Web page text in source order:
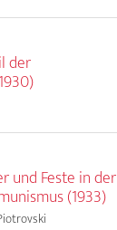
der
und Feste in der
(1933)